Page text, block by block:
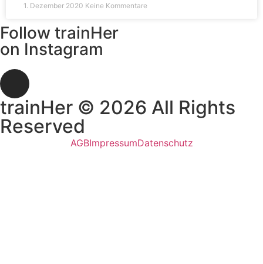
1. Dezember 2020 Keine Kommentare
Follow trainHer
on Instagram
trainHer © 2026 All Rights
Reserved
AGBImpressumDatenschutz